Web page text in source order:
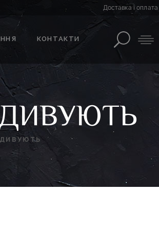
Доставка і оплата
КОНТАКТИ